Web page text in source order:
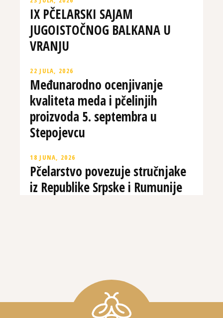
IX PČELARSKI SAJAM
JUGOISTOČNOG BALKANA U
VRANJU
22 JULA, 2026
Međunarodno ocenjivanje
kvaliteta meda i pčelinjih
proizvoda 5. septembra u
Stepojevcu
18 JUNA, 2026
Pčelarstvo povezuje stručnjake
iz Republike Srpske i Rumunije